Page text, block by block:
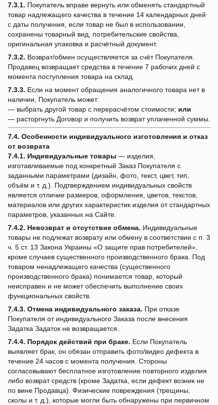
7.3.1. Покупатель вправе вернуть или обменять стандартный
товар надлежащего качества в течение 14 календарных дней
с даты получения, если товар не был в использовании,
сохранены товарный вид, потребительские свойства,
оригинальная упаковка и расчётный документ.
7.3.2. Возврат/обмен осуществляется за счёт Покупателя.
Продавец возвращает средства в течение 7 рабочих дней с
момента поступления товара на склад.
7.3.3. Если на момент обращения аналогичного товара нет в
наличии, Покупатель может:
— выбрать другой товар с перерасчётом стоимости; или
— расторгнуть Договор и получить возврат уплаченной суммы.
7.4. Особенности индивидуального изготовления и отказ
от возврата
7.4.1. Индивидуальные товары — изделия,
изготавливаемые под конкретный Заказ Покупателя с
заданными параметрами (дизайн, фото, текст, цвет, тип,
объём и т. д.). Подтверждением индивидуальных свойств
является отличие размеров, оформления, цветов, текстов,
материалов или других характеристик изделия от стандартных
параметров, указанных на Сайте.
7.4.2. Невозврат и отсутствие обмена. Индивидуальные
товары не подлежат возврату или обмену в соответствии с п. 3
ч. 5 ст. 13 Закона Украины «О защите прав потребителей»,
кроме случаев существенного производственного брака. Под
товаром ненадлежащего качества (существенного
производственного брака) понимается товар, который
неисправен и не может обеспечить выполнение своих
функциональных свойств.
7.4.3. Отмена индивидуального заказа. При отказе
Покупателя от индивидуального Заказа после внесения
Задатка Задаток не возвращается.
7.4.4. Порядок действий при браке. Если Покупатель
выявляет брак, он обязан отправить фото/видео дефекта в
течение 24 часов с момента получения. Стороны
согласовывают бесплатное изготовление повторного изделия
либо возврат средств (кроме Задатка, если дефект возник не
по вине Продавца). Физические повреждения (трещины,
сколы и т. д.), которые могли быть обнаружены при первичном